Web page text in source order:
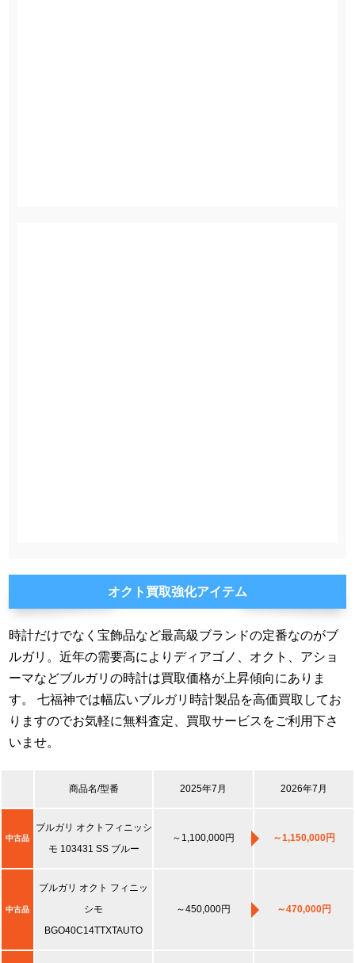
オクト買取強化アイテム
時計だけでなく宝飾品など最高級ブランドの定番なのがブ
ルガリ。近年の需要高によりディアゴノ、オクト、アショ
ーマなどブルガリの時計は買取価格が上昇傾向にありま
す。 七福神では幅広いブルガリ時計製品を高価買取してお
りますのでお気軽に無料査定、買取サービスをご利用下さ
いませ。
商品名/型番 2025年7月 2026年7月
中古品
ブルガリ オクトフィニッシ
モ 103431 SS ブルー
～1,100,000円 ～1,150,000円
中古品
ブルガリ オクト フィニッ
シモ
BGO40C14TTXTAUTO
～450,000円 ～470,000円